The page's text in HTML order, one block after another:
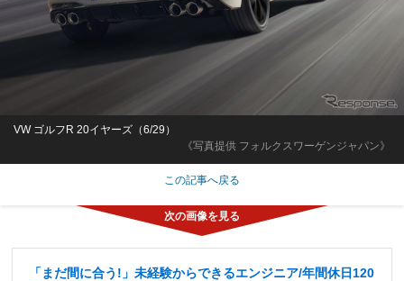
《写真提供 フォルクスワーゲンジャパン》
VW ゴルフR 20イヤーズ（6/29）
この記事へ戻る
「まだ間に合う!」未経験からできるエンジニア/年間休日120